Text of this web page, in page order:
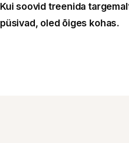
Kui soovid treenida
püsivad, oled õiges kohas.